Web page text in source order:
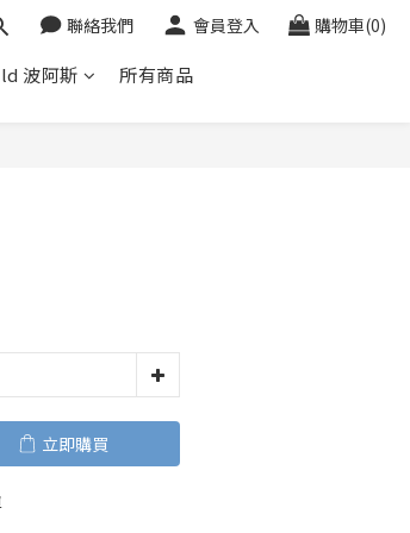
聯絡我們 會員登入 購物車(0)
波阿斯 所有商品
立即購買